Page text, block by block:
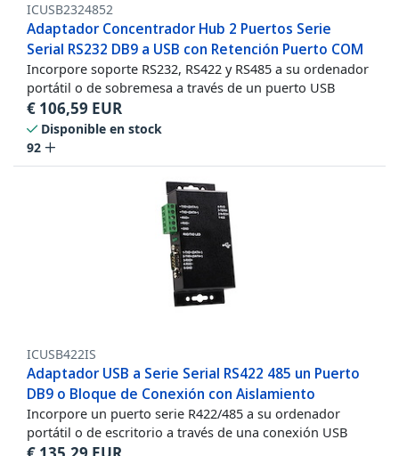
ICUSB2324852
Adaptador Concentrador Hub 2 Puertos Serie
Serial RS232 DB9 a USB con Retención Puerto COM
Incorpore soporte RS232, RS422 y RS485 a su ordenador
portátil o de sobremesa a través de un puerto USB
€ 106,59 EUR
Disponible en stock
92
ICUSB422IS
Adaptador USB a Serie Serial RS422 485 un Puerto
DB9 o Bloque de Conexión con Aislamiento
Incorpore un puerto serie R422/485 a su ordenador
portátil o de escritorio a través de una conexión USB